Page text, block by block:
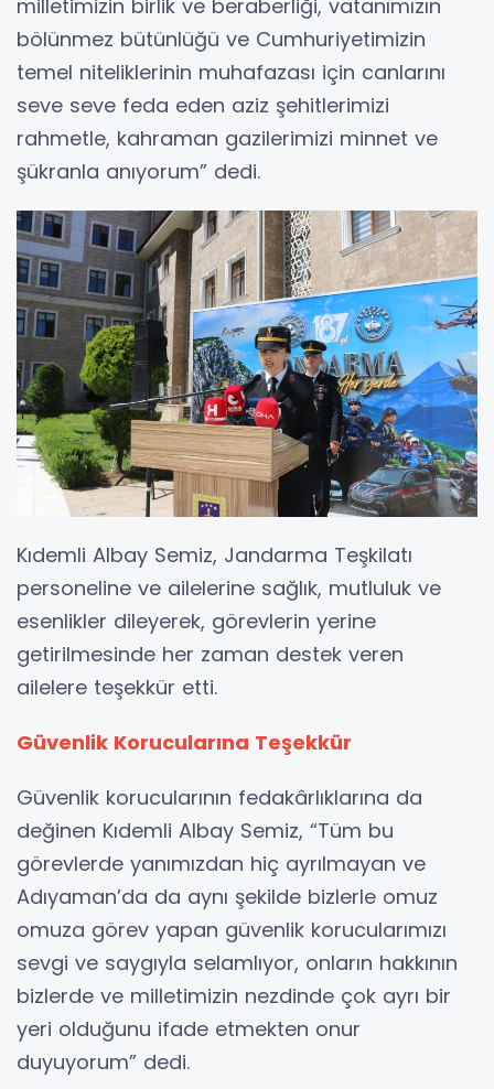
milletimizin birlik ve beraberliği, vatanımızın
bölünmez bütünlüğü ve Cumhuriyetimizin
temel niteliklerinin muhafazası için canlarını
seve seve feda eden aziz şehitlerimizi
rahmetle, kahraman gazilerimizi minnet ve
şükranla anıyorum” dedi.
Kıdemli Albay Semiz, Jandarma Teşkilatı
personeline ve ailelerine sağlık, mutluluk ve
esenlikler dileyerek, görevlerin yerine
getirilmesinde her zaman destek veren
ailelere teşekkür etti.
Güvenlik Korucularına Teşekkür
Güvenlik korucularının fedakârlıklarına da
değinen Kıdemli Albay Semiz, “Tüm bu
görevlerde yanımızdan hiç ayrılmayan ve
Adıyaman’da da aynı şekilde bizlerle omuz
omuza görev yapan güvenlik korucularımızı
sevgi ve saygıyla selamlıyor, onların hakkının
bizlerde ve milletimizin nezdinde çok ayrı bir
yeri olduğunu ifade etmekten onur
duyuyorum” dedi.